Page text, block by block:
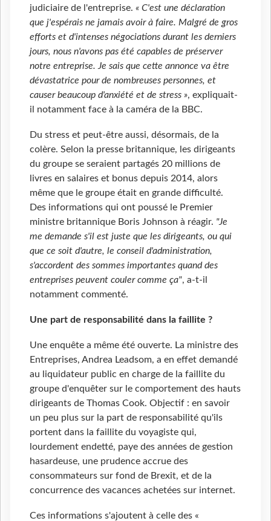
judiciaire de l'entreprise. « C'est une déclaration
que j'espérais ne jamais avoir à faire. Malgré de gros
efforts et d'intenses négociations durant les derniers
jours, nous n'avons pas été capables de préserver
notre entreprise. Je sais que cette annonce va être
dévastatrice pour de nombreuses personnes, et
causer beaucoup d'anxiété et de stress », expliquait-
il notamment face à la caméra de la BBC.
Du stress et peut-être aussi, désormais, de la
colère. Selon la presse britannique, les dirigeants
du groupe se seraient partagés 20 millions de
livres en salaires et bonus depuis 2014, alors
même que le groupe était en grande difficulté.
Des informations qui ont poussé le Premier
ministre britannique Boris Johnson à réagir. "Je
me demande s'il est juste que les dirigeants, ou qui
que ce soit d'autre, le conseil d'administration,
s'accordent des sommes importantes quand des
entreprises peuvent couler comme ça", a-t-il
notamment commenté.
Une part de responsabilité dans la faillite ?
Une enquête a même été ouverte. La ministre des
Entreprises, Andrea Leadsom, a en effet demandé
au liquidateur public en charge de la faillite du
groupe d'enquêter sur le comportement des hauts
dirigeants de Thomas Cook. Objectif : en savoir
un peu plus sur la part de responsabilité qu'ils
portent dans la faillite du voyagiste qui,
lourdement endetté, paye des années de gestion
hasardeuse, une prudence accrue des
consommateurs sur fond de Brexit, et de la
concurrence des vacances achetées sur internet.
Ces informations s'ajoutent à celle des «